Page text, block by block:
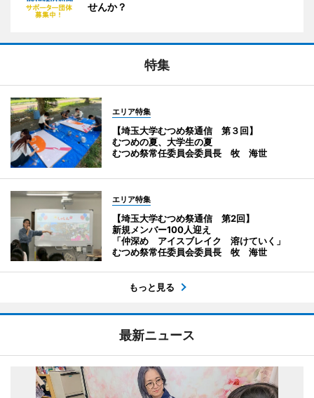
せんか？
特集
エリア特集
【埼玉大学むつめ祭通信 第３回】
むつめの夏、大学生の夏
むつめ祭常任委員会委員長 牧 海世
エリア特集
【埼玉大学むつめ祭通信 第2回】
新規メンバー100人迎え
「仲深め アイスブレイク 溶けていく」
むつめ祭常任委員会委員長 牧 海世
もっと見る
最新ニュース